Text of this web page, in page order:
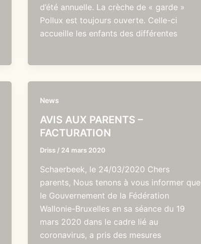
d’été annuelle. La crèche de « garde »
Pollux est toujours ouverte. Celle-ci
accueille les enfants des différentes
News
AVIS AUX PARENTS –
FACTURATION
Driss / 24 mars 2020
Schaerbeek, le 24/03/2020 Chers
parents, Nous tenons à vous informer que
le Gouvernement de la Fédération
Wallonie-Bruxelles en sa séance du 19
mars 2020 dans le cadre lié au
coronavirus, a pris des mesures